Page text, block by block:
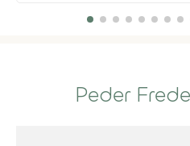
Peder